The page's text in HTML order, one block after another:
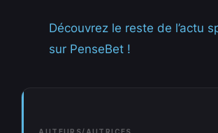
Découvrez le reste de l’actu
sur PenseBet !